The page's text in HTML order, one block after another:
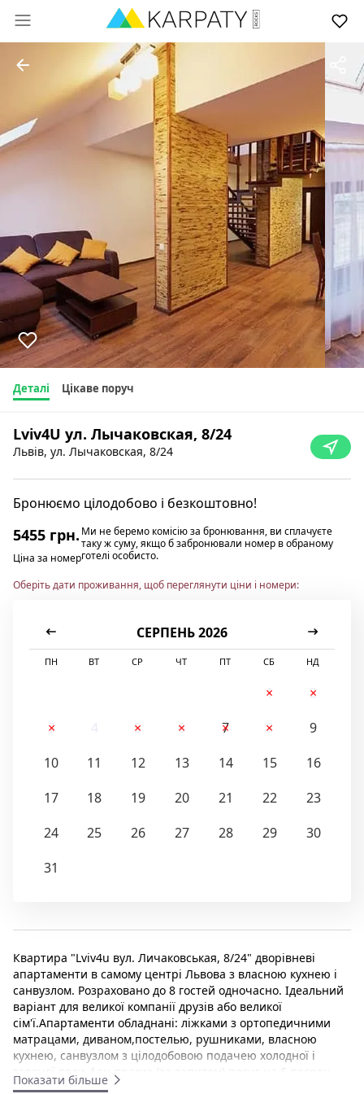
Деталі Цікаве поруч
Lviv4U ул. Лычаковская, 8/24
Львів, ул. Лычаковская, 8/24
Бронюємо цілодобово і безкоштовно!
5455 грн.
Ціна за номер
Ми не беремо комісію за бронювання, ви сплачуєте
таку ж суму, якщо б забронювали номер в обраному
готелі особисто.
Оберіть дати проживання, щоб переглянути ціни і номери:
СЕРПЕНЬ 2026
ПН ВТ СР ЧТ ПТ СБ НД
1
2
3
5 6 7 8
9
10
11 12 13 14 15
16
17
18 19 20 21 22
23
24
25 26 27 28 29
30
31
Квартира "Lviv4u вул. Личаковськая, 8/24" дворівневі
апартаменти в самому центрі Львова з власною кухнею і
санвузлом. Розраховано до 8 гостей одночасно. Ідеальний
варіант для великої компанії друзів або великої
сім'ї.Апартаменти обладнані: ліжками з ортопедичними
матрацами, диваном,постелью, рушниками, власною
кухнею, санвузлом з цілодобовою подачею холодної і
гарячої води фен праска (за запитом) посуд на 6 песрон
телевізор, безкоштовний wi-fi Поруч апарт — готелю
Показати більше